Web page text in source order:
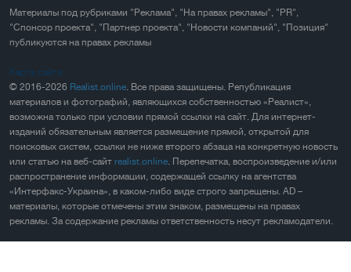
Материалы под рубриками "Реклама", "На правах рекламы", "PR",
"Спонсор проекта", "Партнер проекта", "Новости компаний", "Позиция"
публикуются на правах рекламы
Карта сайта
© 2016-2026 Realist.online. Все права защищены. Републикация
материалов и фотографий, являющихся собственностью «Реалист»,
возможна только при условии прямой ссылки на сайт. Для интернет-
изданий обязательным является размещение прямой, открытой для
поисковых систем, ссылки не ниже второго абзаца на конкретную новость
или статью на веб-сайт realist.online. Перепечатка, воспроизведение и/или
распространение информации, содержащей ссылку на агентства
«Интерфакс-Украина», в каком-либо виде строго запрещены. AD –
материалы, которые отмечены этим знаком, размещены на правах
рекламы. За содержание рекламы ответственность несут рекламодатели.